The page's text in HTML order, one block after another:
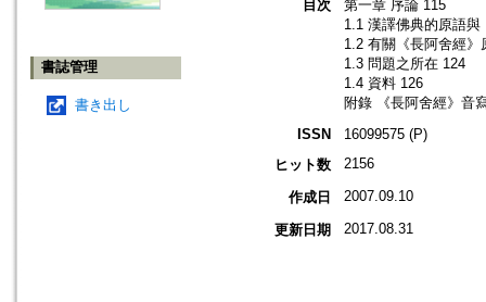
書誌管理
書き出し
目次
第一章 序論 115
1.1 漢譯佛典的原語與
1.2 有關《長阿舍經
1.3 問題之所在 124
1.4 資料 126
附錄 《長阿舍經》音
ISSN
16099575 (P)
ヒット数
2156
作成日 2007.09.10
更新日期 2017.08.31